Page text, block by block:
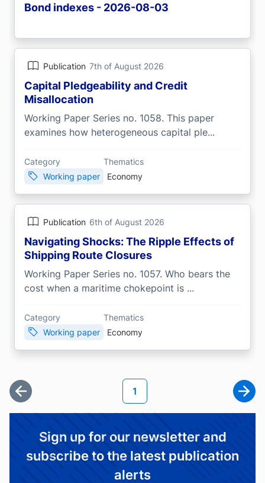
Bond indexes - 2026-08-03
Publication 7th of August 2026
Capital Pledgeability and Credit
Misallocation
Working Paper Series no. 1058. This paper
examines how heterogeneous capital ple...
Category
Working paper
Thematics
Economy
Publication 6th of August 2026
Navigating Shocks: The Ripple Effects of
Shipping Route Closures
Working Paper Series no. 1057. Who bears the
cost when a maritime chokepoint is ...
Category
Working paper
Thematics
Economy
First page
Current page
1
Sign up for our newsletter and
subscribe to the latest publication
alerts